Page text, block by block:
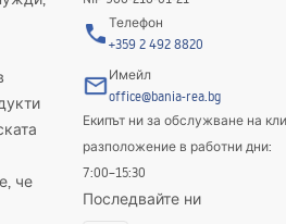
че
Телефон
+359 2 492 8820
Имейл
office@bania-rea.bg
Екипът ни за обслужване на
разположение в работни дни:
7:00–15:30
Последвайте ни